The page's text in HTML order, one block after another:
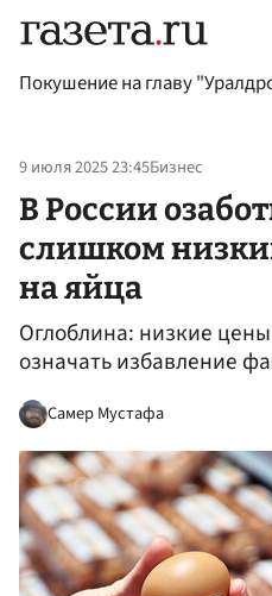
Покушение на главу
9 июля 2025 23:45Бизнес
В России
слишком
на яйца
Оглоблина: низкие
означать избавление
Самер Мустафа